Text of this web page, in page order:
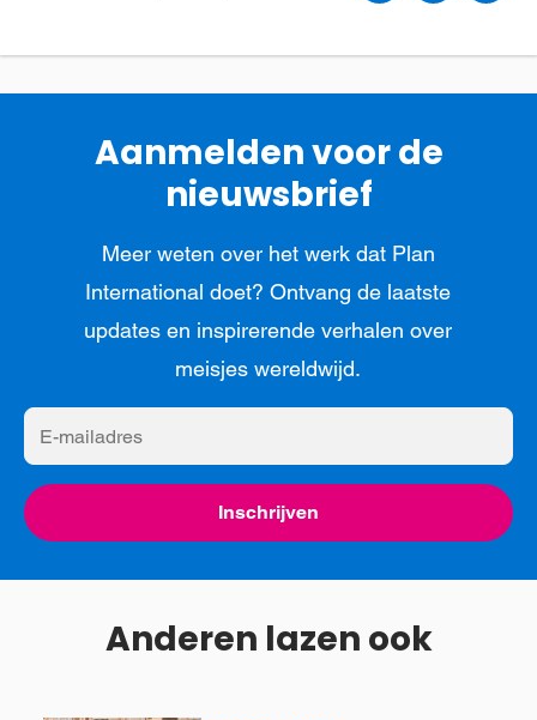
Aanmelden voor de
nieuwsbrief
Meer weten over het werk dat Plan
International doet? Ontvang de laatste
updates en inspirerende verhalen over
meisjes wereldwijd.
E-
mailadres
Inschrijven
Anderen lazen ook